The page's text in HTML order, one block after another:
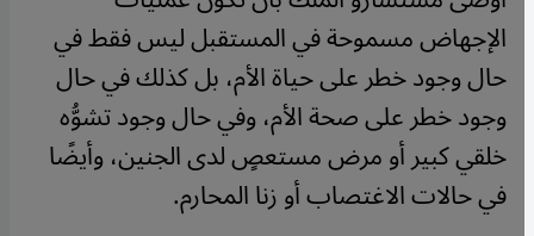
الإجهاض مسموحة في المستقبل ليس فقط في
حال وجود خطر على حياة الأم، بل كذلك في حال
وجود خطر على صحة الأم، وفي حال وجود تشوُّه
خلقي كبير أو مرض مستعصٍ لدى الجنين، وأيضًا
في حالات الاغتصاب أو زنا المحارم.